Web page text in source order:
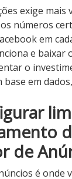
exige mais
números
em
e baixar
o
em
de
é onde